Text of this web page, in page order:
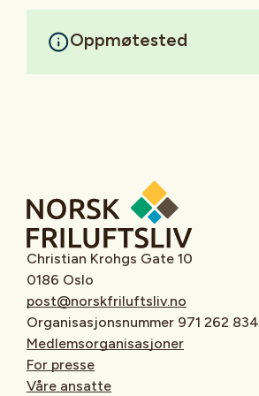
Oppmøtested
Christian Krohgs Gate 10
0186 Oslo
post@norskfriluftsliv.no
Organisasjonsnummer 971 262 834
Medlemsorganisasjoner
For presse
Våre ansatte